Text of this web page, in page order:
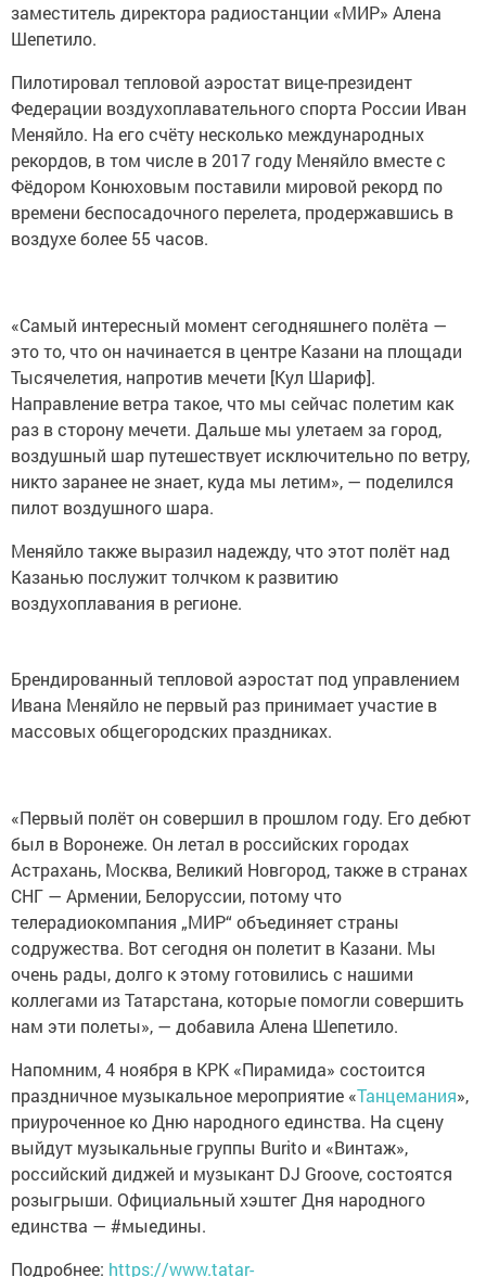
заместитель директора радиостанции «МИР» Алена
Шепетило.
Пилотировал тепловой аэростат вице-президент
Федерации воздухоплавательного спорта России Иван
Меняйло. На его счёту несколько международных
рекордов, в том числе в 2017 году Меняйло вместе с
Фёдором Конюховым поставили мировой рекорд по
времени беспосадочного перелета, продержавшись в
воздухе более 55 часов.
«Самый интересный момент сегодняшнего полёта —
это то, что он начинается в центре Казани на площади
Тысячелетия, напротив мечети [Кул Шариф].
Направление ветра такое, что мы сейчас полетим как
раз в сторону мечети. Дальше мы улетаем за город,
воздушный шар путешествует исключительно по ветру,
никто заранее не знает, куда мы летим», — поделился
пилот воздушного шара.
Меняйло также выразил надежду, что этот полёт над
Казанью послужит толчком к развитию
воздухоплавания в регионе.
Брендированный тепловой аэростат под управлением
Ивана Меняйло не первый раз принимает участие в
массовых общегородских праздниках.
«Первый полёт он совершил в прошлом году. Его дебют
был в Воронеже. Он летал в российских городах
Астрахань, Москва, Великий Новгород, также в странах
СНГ — Армении, Белоруссии, потому что
телерадиокомпания „МИР“ объединяет страны
содружества. Вот сегодня он полетит в Казани. Мы
очень рады, долго к этому готовились с нашими
коллегами из Татарстана, которые помогли совершить
нам эти полеты», — добавила Алена Шепетило.
Напомним, 4 ноября в КРК «Пирамида» состоится
праздничное музыкальное мероприятие «Танцемания»,
приуроченное ко Дню народного единства. На сцену
выйдут музыкальные группы Burito и «Винтаж»,
российский диджей и музыкант DJ Groove, состоятся
розыгрыши. Официальный хэштег Дня народного
единства — #мыедины.
Подробнее: https://www.tatar-